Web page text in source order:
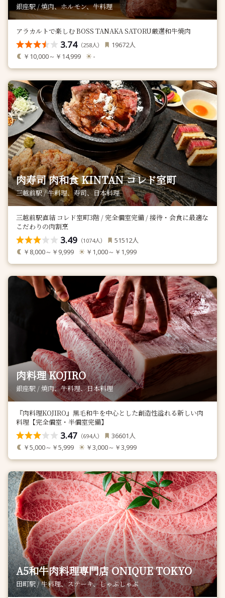
銀座駅 / 焼肉、ホルモン、牛料理
アラカルトで楽しむ BOSS TANAKA SATORU厳選和牛焼肉
3.74（258人） 19672人
￥10,000～￥14,999 -
肉寿司 肉和食 KINTAN コレド室町
三越前駅 / 牛料理、寿司、日本料理
三越前駅直結 コレド室町3階 / 完全個室完備 / 接待・会食に最適な
こだわりの肉割烹
3.49 （1074人） 51512人
￥8,000～￥9,999 ￥1,000～￥1,999
肉料理 KOJIRO
銀座駅 / 焼肉、牛料理、日本料理
『肉料理KOJIRO』黒毛和牛を中心とした創造性溢れる新しい肉
料理【完全個室・半個室完備】
3.47 （694人） 36601 人
￥5,000～￥5,999 ￥3,000～￥3,999
A5和牛肉料理専門店 ONIQUE TOKYO
田町駅 / 牛料理、ステーキ、しゃぶしゃぶ